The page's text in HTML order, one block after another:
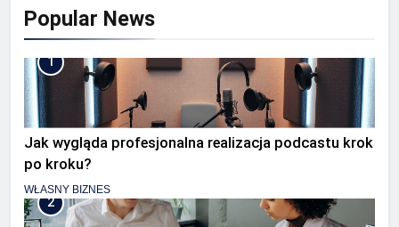
Popular News
1
Jak wygląda profesjonalna realizacja podcastu krok
po kroku?
WŁASNY BIZNES
2